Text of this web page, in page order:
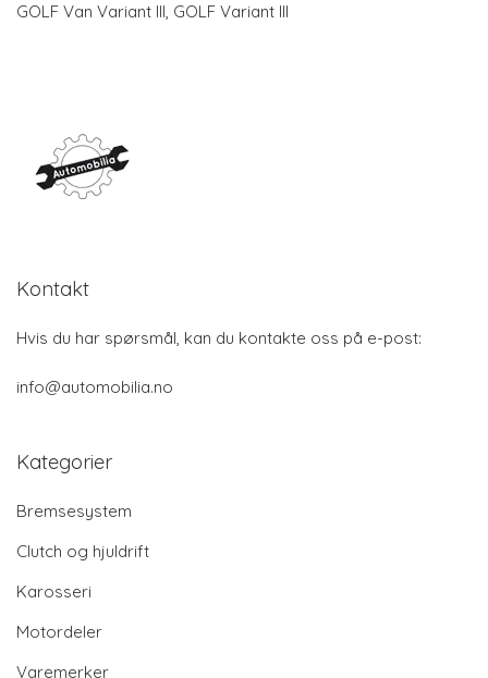
GOLF Van Variant III, GOLF Variant III
Kontakt
Hvis du har spørsmål, kan du kontakte oss på e-post:
info@automobilia.no
Kategorier
Bremsesystem
Clutch og hjuldrift
Karosseri
Motordeler
Varemerker